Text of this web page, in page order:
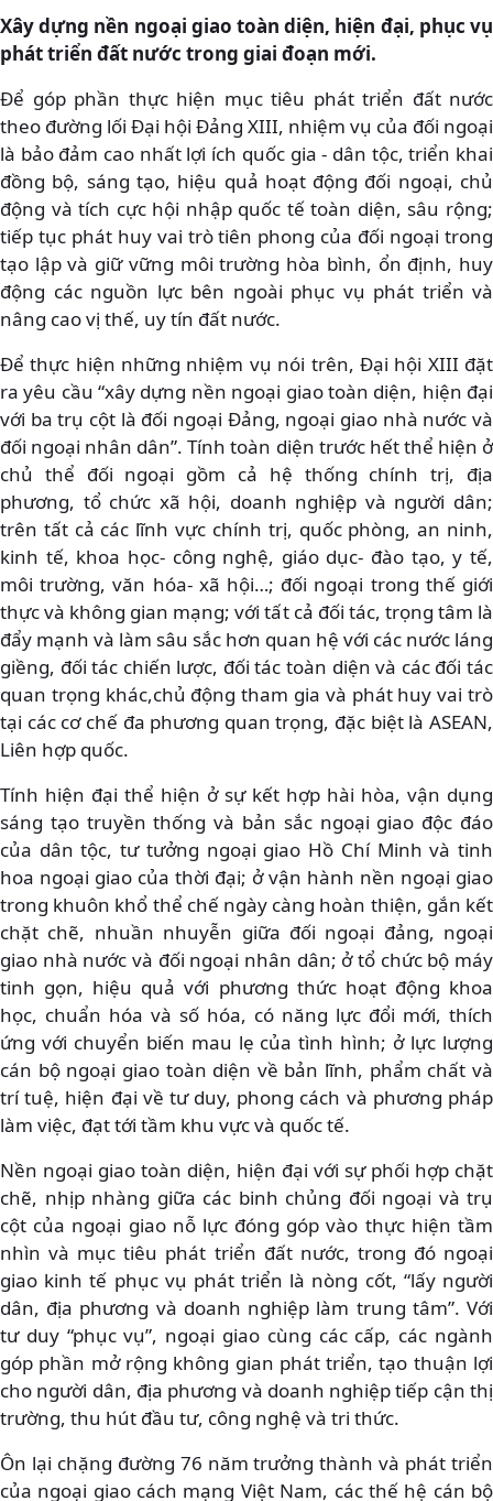
Xây dựng nền ngoại giao toàn diện, hiện đại, phục vụ
phát triển đất nước trong giai đoạn mới.
Để góp phần thực hiện mục tiêu phát triển đất nước
theo đường lối Đại hội Đảng XIII, nhiệm vụ của đối ngoại
là bảo đảm cao nhất lợi ích quốc gia - dân tộc, triển khai
đồng bộ, sáng tạo, hiệu quả hoạt động đối ngoại, chủ
động và tích cực hội nhập quốc tế toàn diện, sâu rộng;
tiếp tục phát huy vai trò tiên phong của đối ngoại trong
tạo lập và giữ vững môi trường hòa bình, ổn định, huy
động các nguồn lực bên ngoài phục vụ phát triển và
nâng cao vị thế, uy tín đất nước.
Để thực hiện những nhiệm vụ nói trên, Đại hội XIII đặt
ra yêu cầu “xây dựng nền ngoại giao toàn diện, hiện đại
với ba trụ cột là đối ngoại Đảng, ngoại giao nhà nước và
đối ngoại nhân dân”. Tính toàn diện trước hết thể hiện ở
chủ thể đối ngoại gồm cả hệ thống chính trị, địa
phương, tổ chức xã hội, doanh nghiệp và người dân;
trên tất cả các lĩnh vực chính trị, quốc phòng, an ninh,
kinh tế, khoa học- công nghệ, giáo dục- đào tạo, y tế,
môi trường, văn hóa- xã hội…; đối ngoại trong thế giới
thực và không gian mạng; với tất cả đối tác, trọng tâm là
đẩy mạnh và làm sâu sắc hơn quan hệ với các nước láng
giềng, đối tác chiến lược, đối tác toàn diện và các đối tác
quan trọng khác,chủ động tham gia và phát huy vai trò
tại các cơ chế đa phương quan trọng, đặc biệt là ASEAN,
Liên hợp quốc.
Tính hiện đại thể hiện ở sự kết hợp hài hòa, vận dụng
sáng tạo truyền thống và bản sắc ngoại giao độc đáo
của dân tộc, tư tưởng ngoại giao Hồ Chí Minh và tinh
hoa ngoại giao của thời đại; ở vận hành nền ngoại giao
trong khuôn khổ thể chế ngày càng hoàn thiện, gắn kết
chặt chẽ, nhuần nhuyễn giữa đối ngoại đảng, ngoại
giao nhà nước và đối ngoại nhân dân; ở tổ chức bộ máy
tinh gọn, hiệu quả với phương thức hoạt động khoa
học, chuẩn hóa và số hóa, có năng lực đổi mới, thích
ứng với chuyển biến mau lẹ của tình hình; ở lực lượng
cán bộ ngoại giao toàn diện về bản lĩnh, phẩm chất và
trí tuệ, hiện đại về tư duy, phong cách và phương pháp
làm việc, đạt tới tầm khu vực và quốc tế.
Nền ngoại giao toàn diện, hiện đại với sự phối hợp chặt
chẽ, nhịp nhàng giữa các binh chủng đối ngoại và trụ
cột của ngoại giao nỗ lực đóng góp vào thực hiện tầm
nhìn và mục tiêu phát triển đất nước, trong đó ngoại
giao kinh tế phục vụ phát triển là nòng cốt, “lấy người
dân, địa phương và doanh nghiệp làm trung tâm”. Với
tư duy “phục vụ”, ngoại giao cùng các cấp, các ngành
góp phần mở rộng không gian phát triển, tạo thuận lợi
cho người dân, địa phương và doanh nghiệp tiếp cận thị
trường, thu hút đầu tư, công nghệ và tri thức.
Ôn lại chặng đường 76 năm trưởng thành và phát triển
của ngoại giao cách mạng Việt Nam, các thế hệ cán bộ